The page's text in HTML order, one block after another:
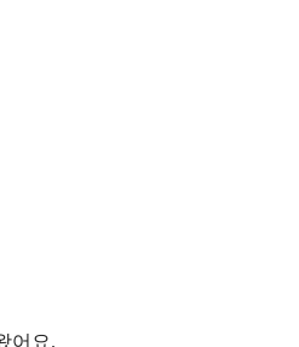
어요.